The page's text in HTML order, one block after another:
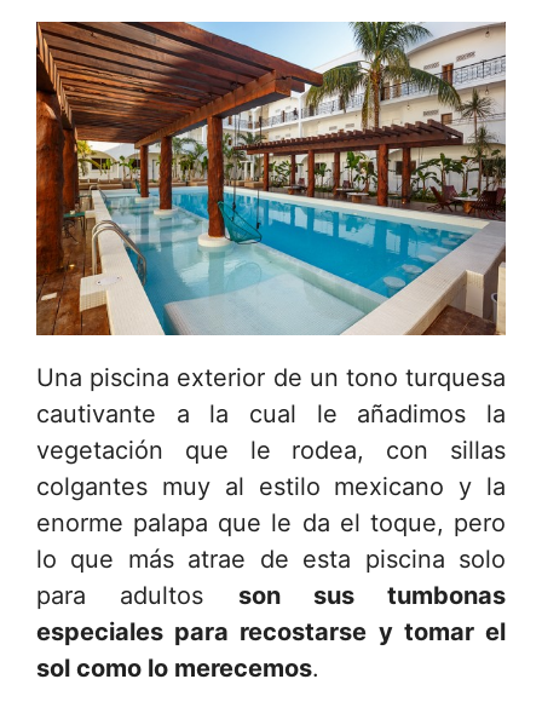
Una piscina exterior de un tono turquesa
cautivante a la cual le añadimos la
vegetación que le rodea, con sillas
colgantes muy al estilo mexicano y la
enorme palapa que le da el toque, pero
lo que más atrae de esta piscina solo
para adultos son sus tumbonas
especiales para recostarse y tomar el
sol como lo merecemos.